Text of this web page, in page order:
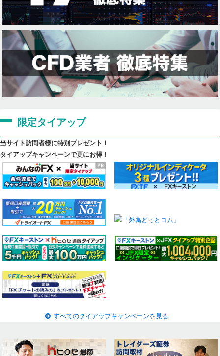
限定タイアップ
当サイト訪問者様に特別プレゼント！
タイアップキャンペーンで更にお得！
すべてのタイアップキャンペーンを見る